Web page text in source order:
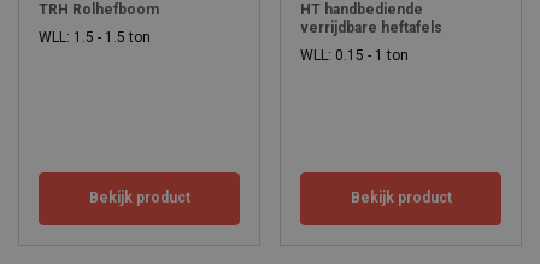
TRH Rolhefboom
WLL: 1.5 - 1.5 ton
Bekijk product
HT handbediende
verrijdbare heftafels
WLL: 0.15 - 1 ton
Bekijk product